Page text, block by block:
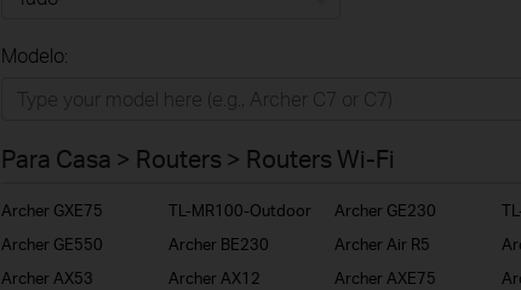
Empresas
ISP
Modelo:
Para Casa > Routers > Routers Wi-Fi
Archer GXE75 TL-MR100-Outdoor Archer GE230
Archer GE550
Archer BE230 Archer Air R5
Archer AX53
Archer AX12 Archer AXE75